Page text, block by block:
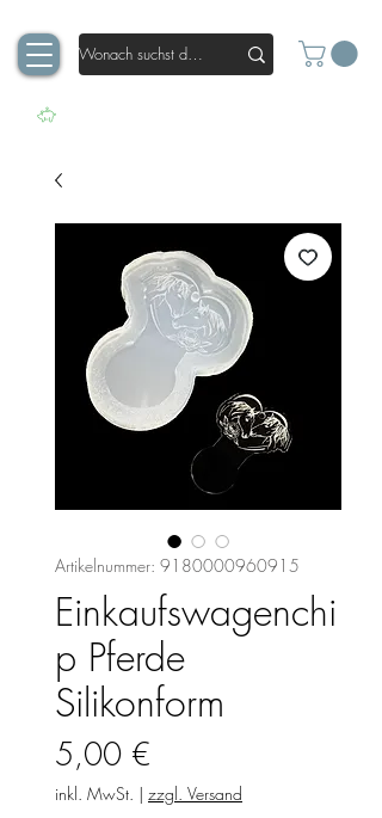
Artikelnummer: 9180000960915
Einkaufswagenchi
p Pferde
Silikonform
5,00 €
inkl. MwSt. | zzgl. Versand